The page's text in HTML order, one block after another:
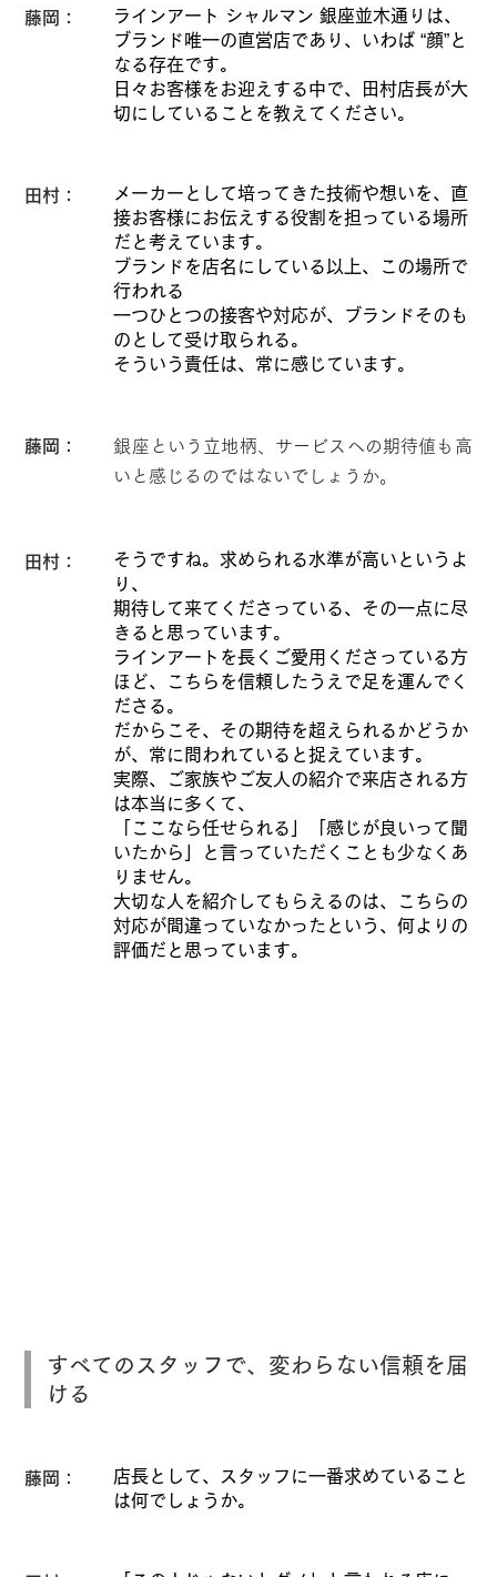
藤岡：
ラインアート シャルマン 銀座並木通りは、
ブランド唯一の直営店であり、いわば “顔”と
なる存在です。
日々お客様をお迎えする中で、田村店長が大
切にしていることを教えてください。
田村：
メーカーとして培ってきた技術や想いを、直
接お客様にお伝えする役割を担っている場所
だと考えています。
ブランドを店名にしている以上、この場所で
行われる
一つひとつの接客や対応が、ブランドそのも
のとして受け取られる。
そういう責任は、常に感じています。
藤岡：
銀座という立地柄、サービスへの期待値も高
いと感じるのではないでしょうか。
田村：
そうですね。求められる水準が高いというよ
り、
期待して来てくださっている、その一点に尽
きると思っています。
ラインアートを長くご愛用くださっている方
ほど、こちらを信頼したうえで足を運んでく
ださる。
だからこそ、その期待を超えられるかどうか
が、常に問われていると捉えています。
実際、ご家族やご友人の紹介で来店される方
は本当に多くて、
「ここなら任せられる」「感じが良いって聞
いたから」と言っていただくことも少なくあ
りません。
大切な人を紹介してもらえるのは、こちらの
対応が間違っていなかったという、何よりの
評価だと思っています。
すべてのスタッフで、変わらない信頼を届
ける
藤岡：
店長として、スタッフに一番求めていること
は何でしょうか。